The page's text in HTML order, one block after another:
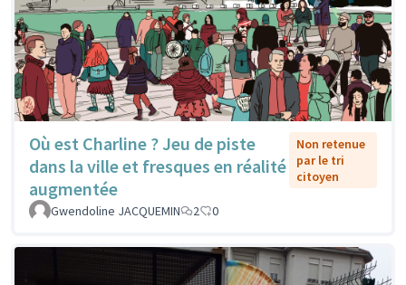
Où est Charline ? Jeu de piste
dans la ville et fresques en réalité
augmentée
Non retenue
par le tri
citoyen
Gwendoline JACQUEMIN 2 0